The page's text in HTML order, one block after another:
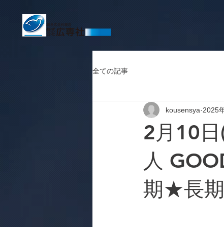
全ての記事
2月10
人
期★長
kousensya 2025